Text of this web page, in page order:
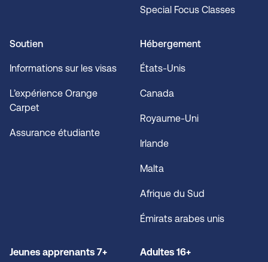
Special Focus Classes
Soutien
Informations sur les visas
L’expérience Orange
Carpet
Assurance étudiante
Hébergement
États-Unis
Canada
Royaume-Uni
Irlande
Malta
Afrique du Sud
Émirats arabes unis
Jeunes apprenants 7+ Adultes 16+